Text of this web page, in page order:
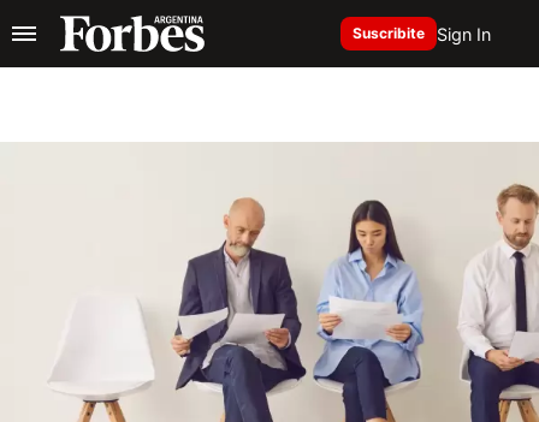
Suscribite Sign In